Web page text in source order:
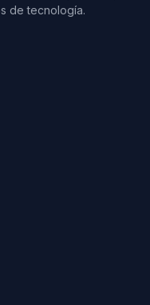
de tecnología.